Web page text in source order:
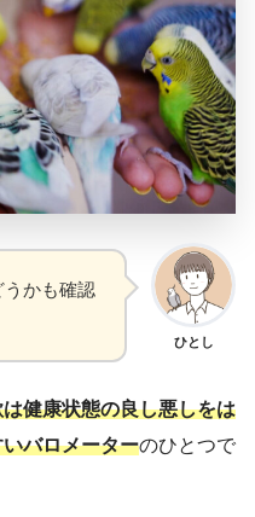
ひとし
かも確認
健康状態の良し悪しをは
バロメーターのひとつで